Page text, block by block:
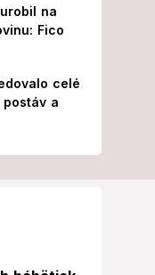
na
Fico
celé
a